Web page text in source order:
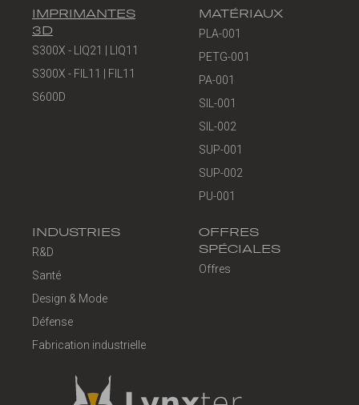
IMPRIMANTES
3D
S300X - LIQ21 | LIQ11
S300X - FIL11 | FIL11
S600D
MATÉRIAUX
PLA-001
PETG-001
PA-001
SIL-001
SIL-002
SUP-001
SUP-002
PU-001
INDUSTRIES
R&D
Santé
Design & Mode
Défense
Fabrication industrielle
OFFRES
SPÉCIALES
Offres